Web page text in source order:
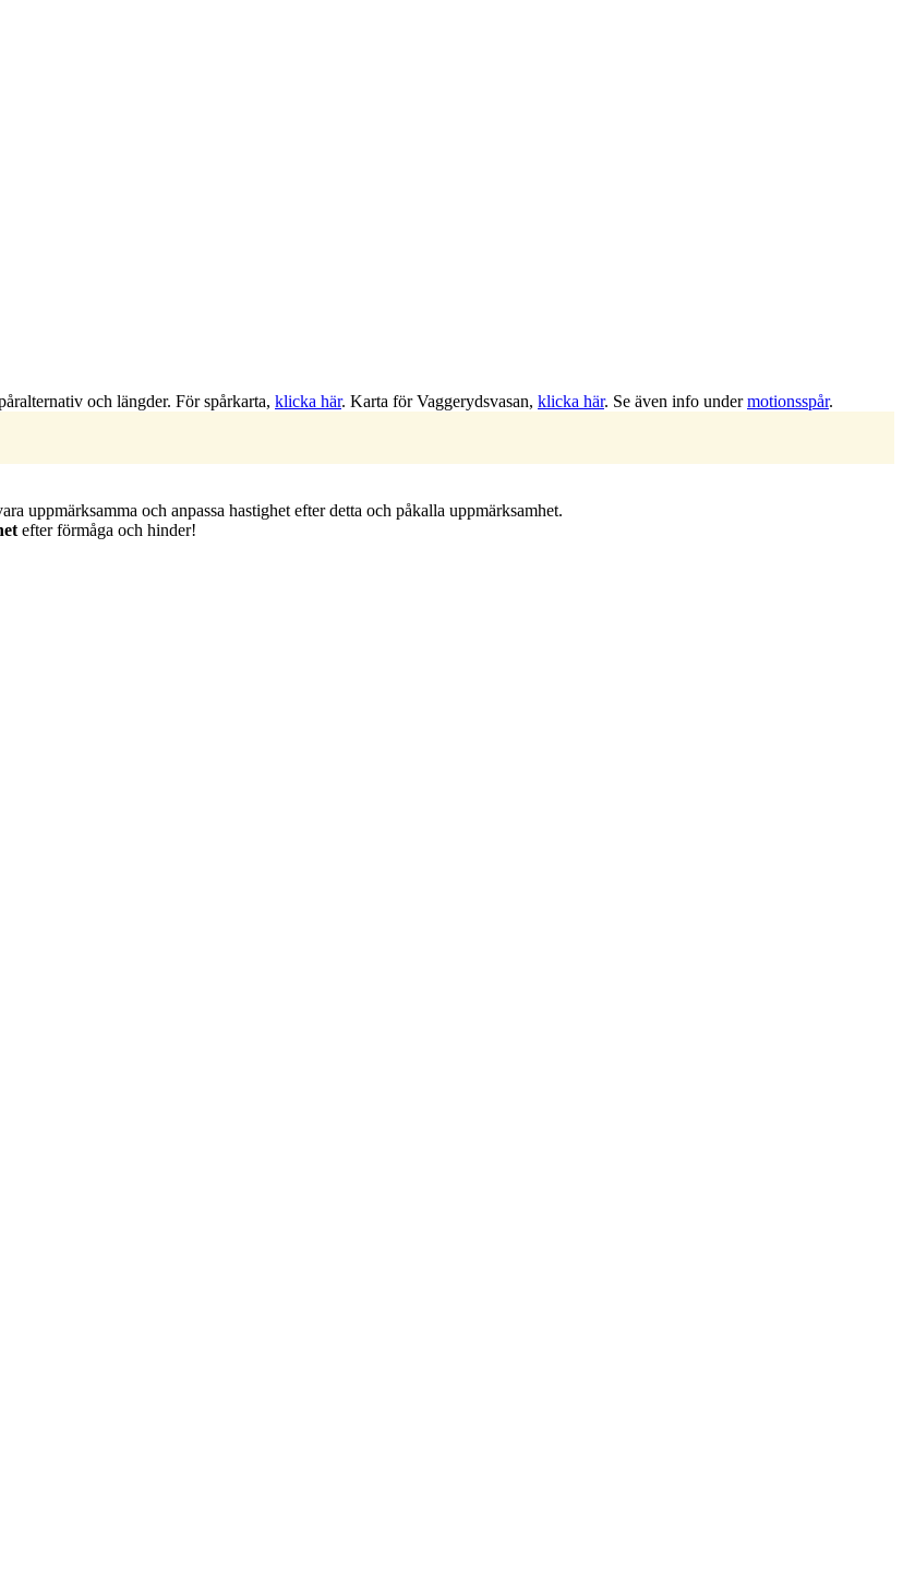
och längder. För spårkarta, klicka här. Karta för Vaggerydsvasan, klicka här. Se även info undermotionsspår.
uppmärksamma och anpassa hastighet efter detta och påkalla uppmärksamhet.
efter förmåga och hinder!